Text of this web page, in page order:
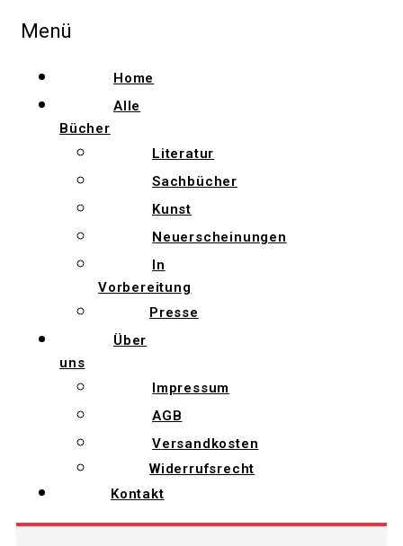
Menü
Home
Alle
Bücher
Literatur
Sachbücher
Kunst
Neuerscheinungen
In
Vorbereitung
Presse
Über
uns
Impressum
AGB
Versandkosten
Widerrufsrecht
Kontakt